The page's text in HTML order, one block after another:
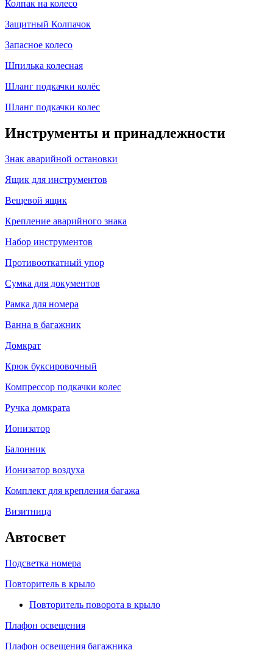
Колпак на колесо
Защитный Колпачок
Запасное колесо
Шпилька колесная
Шланг подкачки колёс
Шланг подкачки колес
Инструменты и принадлежности
Знак аварийной остановки
Ящик для инструментов
Вещевой ящик
Крепление аварийного знака
Набор инструментов
Противооткатный упор
Сумка для документов
Рамка для номера
Ванна в багажник
Домкрат
Крюк буксировочный
Компрессор подкачки колес
Ручка домкрата
Ионизатор
Балонник
Ионизатор воздуха
Комплект для крепления багажа
Визитница
Автосвет
Подсветка номера
Повторитель в крыло
Повторитель поворота в крыло
Плафон освещения
Плафон освещения багажника